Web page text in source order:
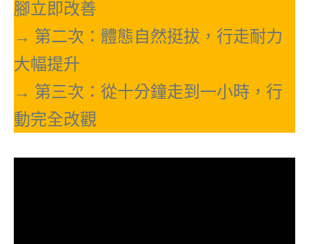
腳立即改善
→ 第二次：體態自然挺拔，行走耐力
大幅提升
→ 第三次：從十分鐘走到一小時，行
動完全改觀